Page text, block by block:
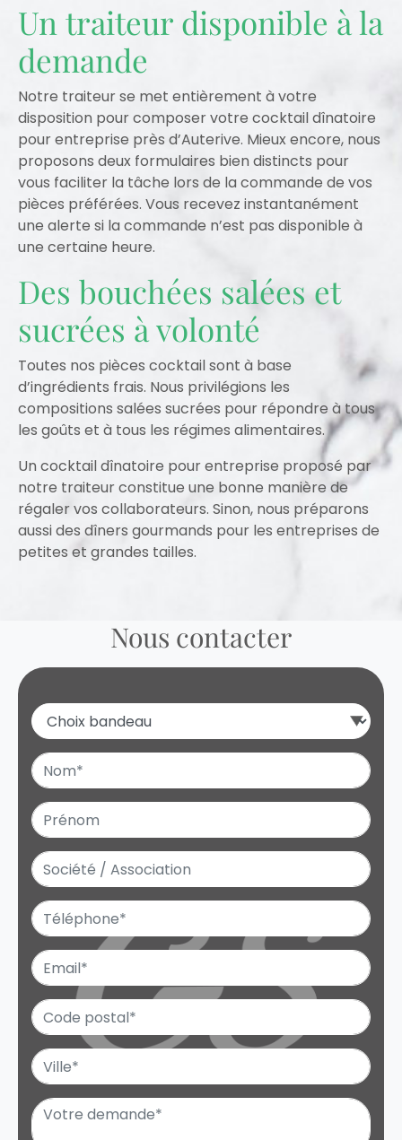
Un traiteur disponible à la
demande
Notre traiteur se met entièrement à votre
disposition pour composer votre cocktail dînatoire
pour entreprise près d’Auterive. Mieux encore, nous
proposons deux formulaires bien distincts pour
vous faciliter la tâche lors de la commande de vos
pièces préférées. Vous recevez instantanément
une alerte si la commande n’est pas disponible à
une certaine heure.
Des bouchées salées et
sucrées à volonté
Toutes nos pièces cocktail sont à base
d’ingrédients frais. Nous privilégions les
compositions salées sucrées pour répondre à tous
les goûts et à tous les régimes alimentaires.
Un cocktail dînatoire pour entreprise proposé par
notre traiteur constitue une bonne manière de
régaler vos collaborateurs. Sinon, nous préparons
aussi des dîners gourmands pour les entreprises de
petites et grandes tailles.
Nous contacter